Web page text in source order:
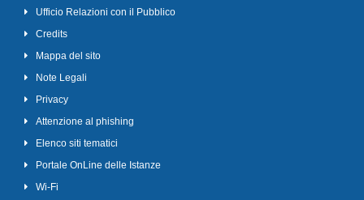
Ufficio Relazioni con il Pubblico
Credits
Mappa del sito
Note Legali
Privacy
Attenzione al phishing
Elenco siti tematici
Portale OnLine delle Istanze
Wi-Fi